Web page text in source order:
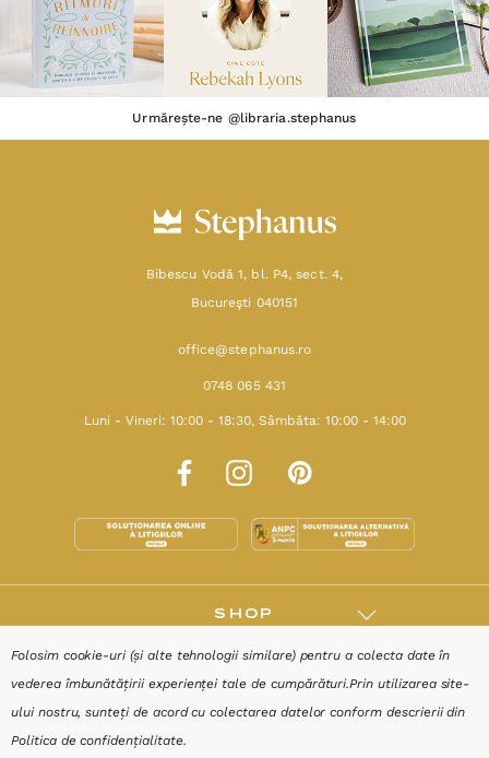
Urmărește-ne @libraria.stephanus
Bibescu Vodă 1, bl. P4, sect. 4,
Bucureşti 040151
office@stephanus.ro
0748 065 431
Luni - Vineri: 10:00 - 18:30, Sâmbăta: 10:00 - 14:00
SHOP
Folosim cookie-uri (și alte tehnologii similare) pentru a colecta date în
vederea îmbunătățirii experienței tale de cumpărături.Prin utilizarea site-
ului nostru, sunteți de acord cu colectarea datelor conform descrierii din
Politica de confidențialitate.